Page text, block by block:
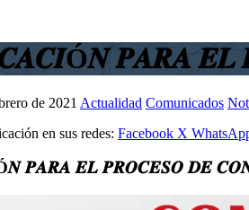
𝑷𝑨𝑹𝑨 𝑬𝑳
de 2021 Actualidad Comunicados
en sus redes: Facebook X
𝑷𝑨𝑹𝑨 𝑬𝑳 𝑷𝑹𝑶𝑪𝑬𝑺𝑶 𝑫𝑬